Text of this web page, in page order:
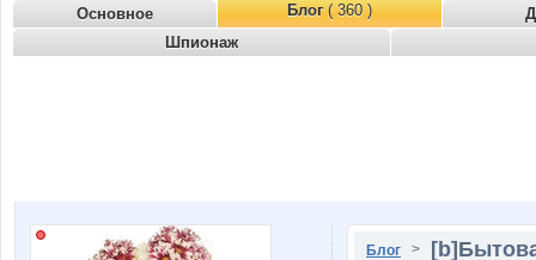
Основное Блог( 360 )
Шпионаж
Блог >